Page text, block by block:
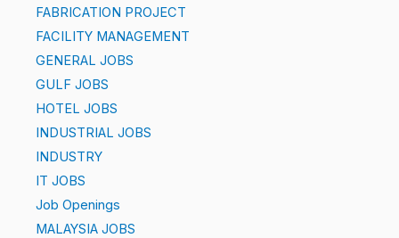
FABRICATION PROJECT
FACILITY MANAGEMENT
GENERAL JOBS
GULF JOBS
HOTEL JOBS
INDUSTRIAL JOBS
INDUSTRY
IT JOBS
Job Openings
MALAYSIA JOBS